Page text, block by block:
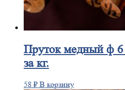
Прутокмедный ф 6
за кг.
58 ₽ В корзину